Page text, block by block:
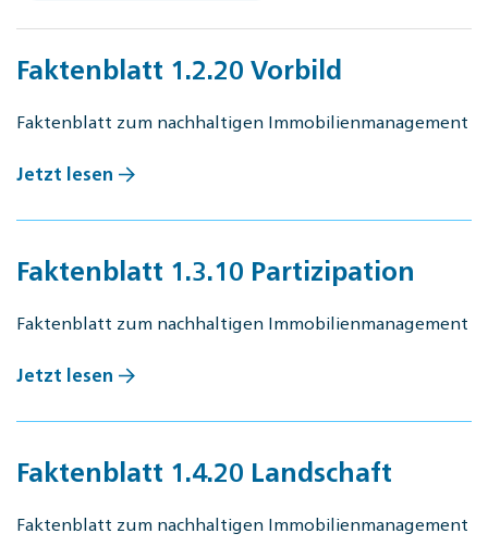
Faktenblatt 1.2.20 Vorbild
Faktenblatt zum nachhaltigen Immobilienmanagement
Jetzt lesen
Faktenblatt 1.3.10 Partizipation
Faktenblatt zum nachhaltigen Immobilienmanagement
Jetzt lesen
Faktenblatt 1.4.20 Landschaft
Faktenblatt zum nachhaltigen Immobilienmanagement